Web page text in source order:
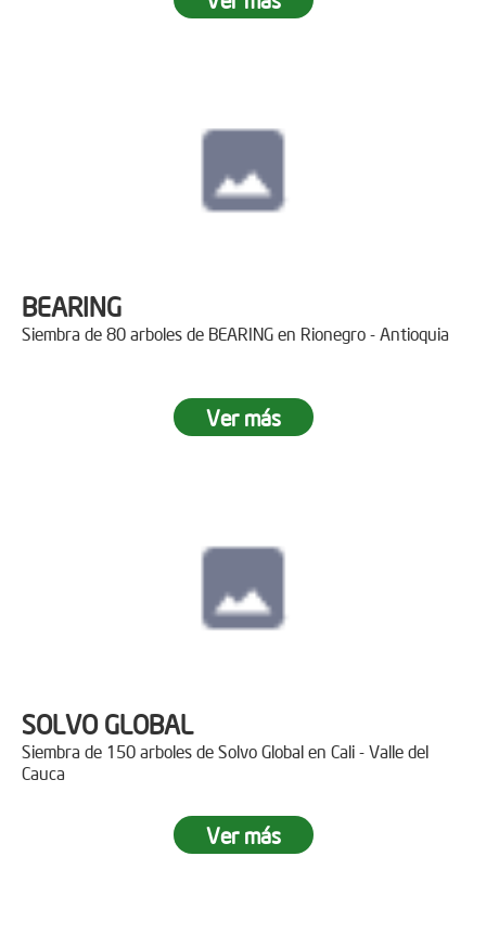
BEARING
Siembra de 80 arboles de BEARING en Rionegro - Antioquia
Ver más
SOLVO GLOBAL
Siembra de 150 arboles de Solvo Global en Cali - Valle del
Cauca
Ver más